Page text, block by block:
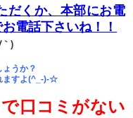
だくか、本部にお電
電話下さいね！！
｀)
うか？
ますよ(^_-)-☆
口コミがない